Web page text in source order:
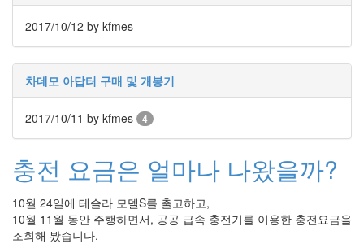
2017/10/12 by kfmes
차데모 아답터 구매 및 개봉기
2017/10/11 by kfmes 4
충전 요금은 얼마나 나왔을까?
10월 24일에 테슬라 모델S를 출고하고,
10월 11월 동안 주행하면서, 공공 급속 충전기를 이용한 충전요금을
조회해 봤습니다.
Java
테
모
델
전
기